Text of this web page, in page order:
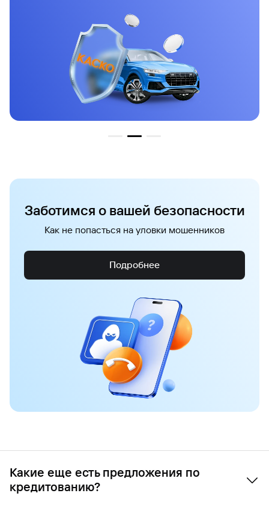
Заботимся о вашей безопасности
Как не попасться на уловки мошенников
Подробнее
Какие ещe есть предложения по
кредитованию?